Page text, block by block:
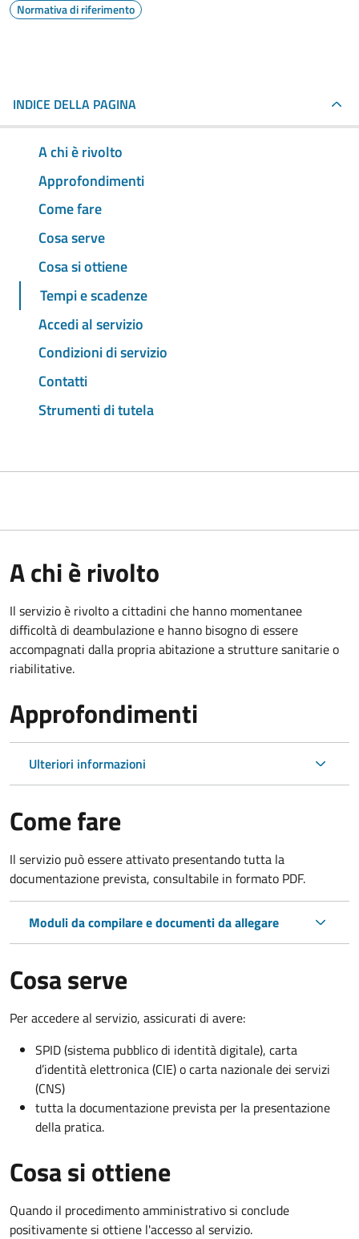
Normativa di riferimento
INDICE DELLA PAGINA
A chi è rivolto
Approfondimenti
Come fare
Cosa serve
Cosa si ottiene
Tempi e scadenze
Accedi al servizio
Condizioni di servizio
Contatti
Strumenti di tutela
A chi è rivolto
Il servizio è rivolto a cittadini che hanno momentanee
difficoltà di deambulazione e hanno bisogno di essere
accompagnati dalla propria abitazione a strutture sanitarie o
riabilitative.
Approfondimenti
Ulteriori informazioni
Come fare
Il servizio può essere attivato presentando tutta la
documentazione prevista, consultabile in formato PDF.
Moduli da compilare e documenti da allegare
Cosa serve
Per accedere al servizio, assicurati di avere:
SPID (sistema pubblico di identità digitale), carta
d’identità elettronica (CIE) o carta nazionale dei servizi
(CNS)
tutta la documentazione prevista per la presentazione
della pratica.
Cosa si ottiene
Quando il procedimento amministrativo si conclude
positivamente si ottiene l'accesso al servizio.